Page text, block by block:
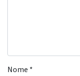
Nome *